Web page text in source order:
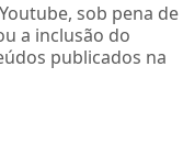
sob pena de
a inclusão do
publicados na